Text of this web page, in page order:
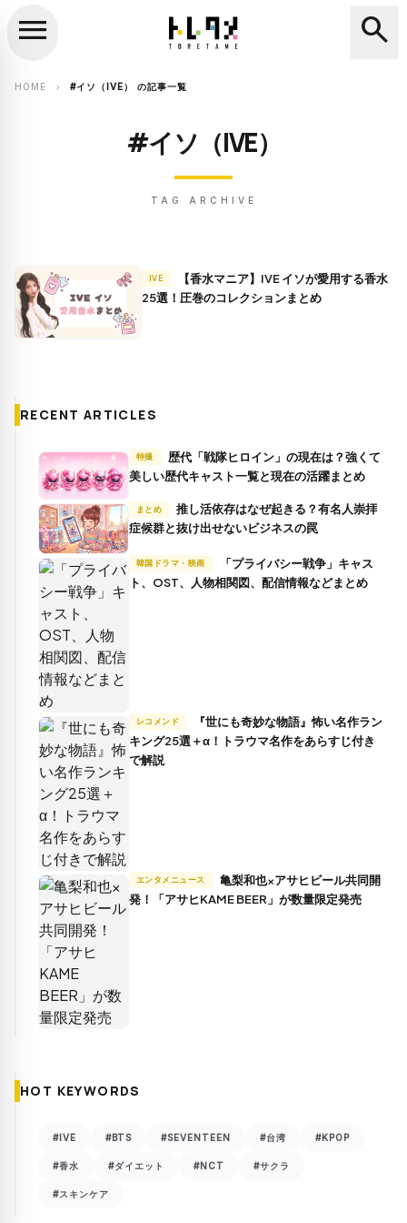
search
menu search
HOME chevron_right #イソ（IVE） の記事一覧
#イソ（IVE）
TAG ARCHIVE
IVE
25選！圧巻のコレクションまとめ
RECENT ARTICLES
特撮
美しい歴代キャスト一覧と現在の活躍まとめ
まとめ
推し活依存はなぜ起きる？有名人崇拝
症候群と抜け出せないビジネスの罠
韓国ドラマ・映画
ト、OST、人物相関図、配信情報などまとめ
レコメンド
キング25選＋α！トラウマ名作をあらすじ付き
で解説
エンタメニュース
発！「アサヒKAME BEER」が数量限定発売
HOT KEYWORDS
#IVE #BTS #SEVENTEEN #台湾 #KPOP
#香水 #ダイエット #NCT #サクラ
#スキンケア